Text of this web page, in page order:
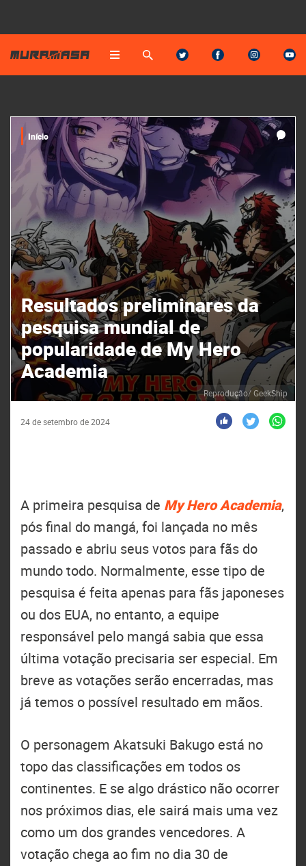
Reprodução/ GeekShip
Início
Resultados preliminares da
pesquisa mundial de
popularidade de My Hero
Academia
24 de setembro de 2024
A primeira pesquisa de My Hero Academia,
pós final do mangá, foi lançada no mês
passado e abriu seus votos para fãs do
mundo todo. Normalmente, esse tipo de
pesquisa é feita apenas para fãs japoneses
ou dos EUA, no entanto, a equipe
responsável pelo mangá sabia que essa
última votação precisaria ser especial. Em
breve as votações serão encerradas, mas
já temos o possível resultado em mãos.
O personagem Akatsuki Bakugo está no
topo das classificações em todos os
continentes. E se algo drástico não ocorrer
nos próximos dias, ele sairá mais uma vez
como um dos grandes vencedores. A
votação chega ao fim no dia 30 de